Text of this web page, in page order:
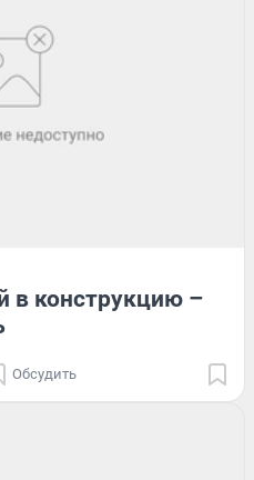
в конструкцию –
Обсудить